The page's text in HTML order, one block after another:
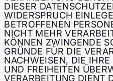
DIESER
WIDERSPRUCH
BETROFFENEN
NICHT MEHR
KÖNNEN ZWINGENDE
GRÜNDE FÜR DIE
NACHWEISEN, DIE
UND FREIHEITEN
VERARBEITUNG DIENT